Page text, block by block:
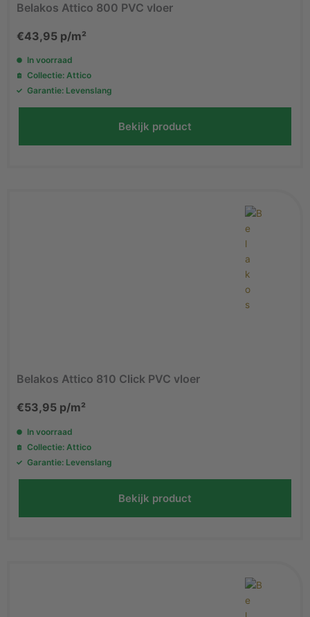
Belakos Attico 800 PVC vloer
€43,95 p/m²
In voorraad
Collectie: Attico
Garantie: Levenslang
Bekijk product
Belakos Attico 810 Click PVC vloer
€53,95 p/m²
In voorraad
Collectie: Attico
Garantie: Levenslang
Bekijk product